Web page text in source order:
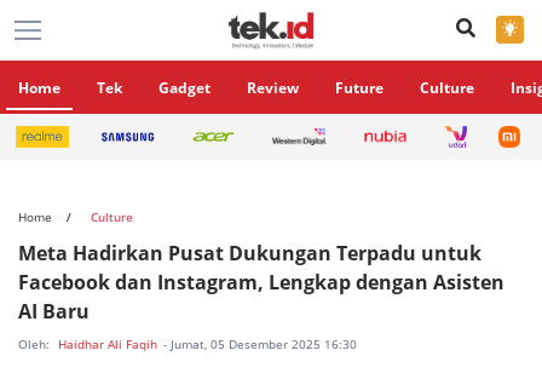
×
Home Tek Gadget Review Future Culture
Home Culture
Meta Hadirkan Pusat Dukungan Terpadu untuk
Facebook dan Instagram, Lengkap dengan Asisten
AI Baru
Oleh: Haidhar Ali Faqih - Jumat, 05 Desember 2025 16:30